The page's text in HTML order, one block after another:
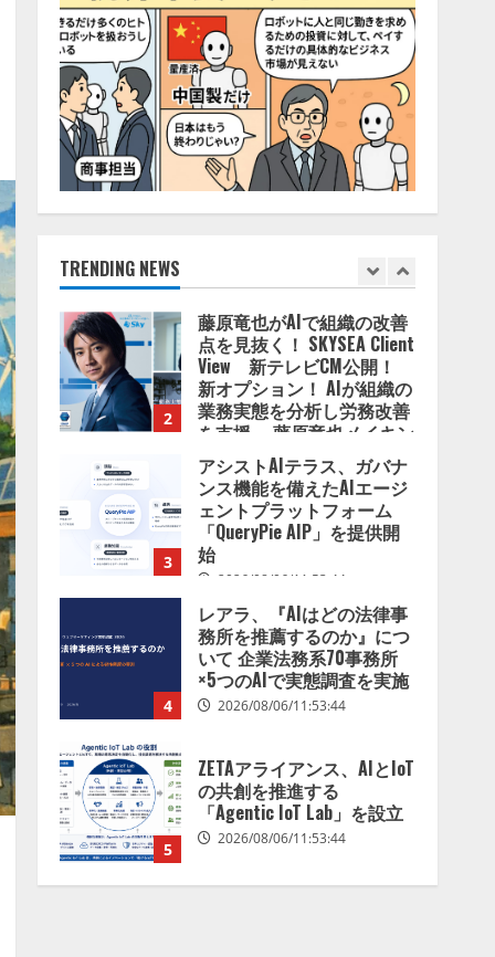
TRENDING NEWS
1
AI駆動開発の推進に向けて
「TinhVan Technologies
JSC.」と業務提携
2026/08/06/14:54:32
2
藤原竜也がAIで組織の改善
点を見抜く！ SKYSEA Client
View 新テレビCM公開！
業務実態を分析し労務改善
を支援。 藤原竜也メイキン
グ動画公開 「もしAIが自分
を分析したら、すぐ休めと
言われる自信がある」「昨
年の夏はカブトムシを捕ま
えたり、虫と戦ったり…」
2026/08/06/14:54:31
3
アシストAIテラス、ガバナ
ンス機能を備えたAIエージ
ェントプラットフォーム
「QueryPie AIP」を提供開
始
2026/08/06/11:53:44
4
レアラ、『AIはどの法律事
務所を推薦するのか』につ
いて 企業法務系70事務所
×5つのAIで実態調査を実施
5
ZETAアライアンス、AIとIoT
の共創を推進する
「Agentic IoT Lab」を設立
2026/08/06/11:53:44
1
AI駆動開発の推進に向けて
「TinhVan Technologies
JSC.」と業務提携
2026/08/06/14:54:32